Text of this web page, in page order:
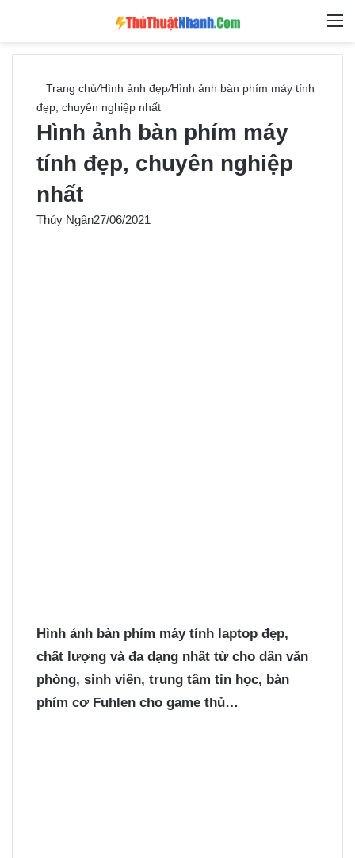
Tìm
Trang chủ/Hình ảnh đẹp/Hình ảnh bàn phím máy tính
đẹp, chuyên nghiệp nhất
Hình ảnh bàn phím máy
tính đẹp, chuyên nghiệp
nhất
Thúy Ngân27/06/2021
Hình ảnh bàn phím máy tính laptop đẹp,
chất lượng và đa dạng nhất từ cho dân văn
phòng, sinh viên, trung tâm tin học, bàn
phím cơ Fuhlen cho game thủ…